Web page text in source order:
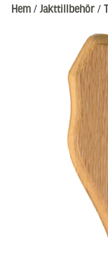
Hem /Jakttillbehör /